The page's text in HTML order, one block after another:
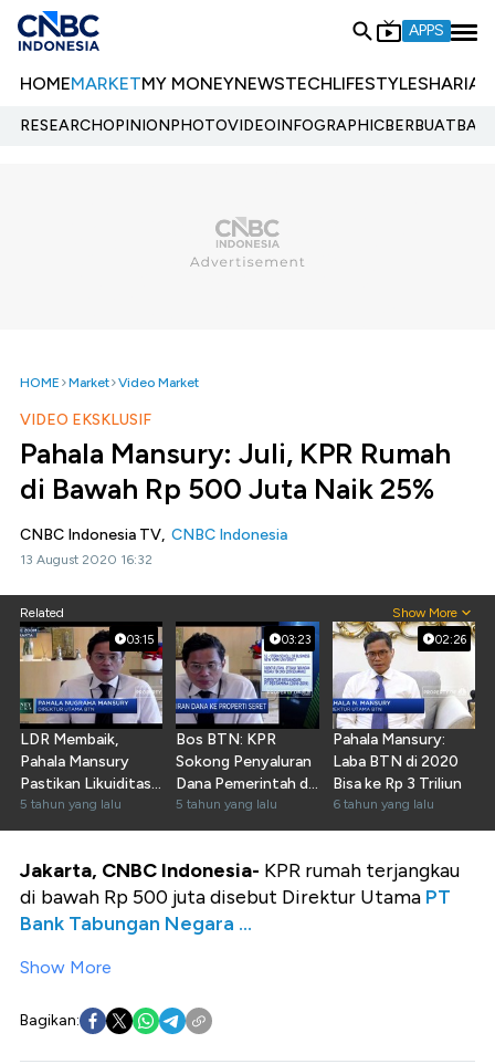
APPS
HOMEMARKETMY MONEYNEWSTECHLIFESTYLESHARIA
RESEARCHOPINIONPHOTOVIDEOINFOGRAPHIC
HOME Market Video Market
VIDEO EKSKLUSIF
Pahala Mansury: Juli, KPR Rumah
di Bawah Rp 500 Juta Naik 25%
CNBC Indonesia TV, CNBC Indonesia
13 August 2020 16:32
Related Show More
03:15
LDR Membaik,
Pahala Mansury
Pastikan Likuiditas
BBTN Aman
5 tahun yang lalu
03:23
Bos BTN: KPR
Sokong Penyaluran
Dana Pemerintah di
BBTN
5 tahun yang lalu
02:26
Pahala Mansury:
Laba BTN di 2020
Bisa ke Rp 3 Triliun
6 tahun yang lalu
Jakarta, CNBC Indonesia- KPR rumah terjangkau
di bawah Rp 500 juta disebut Direktur Utama PT
Bank Tabungan Negara ...
Show More
Bagikan: